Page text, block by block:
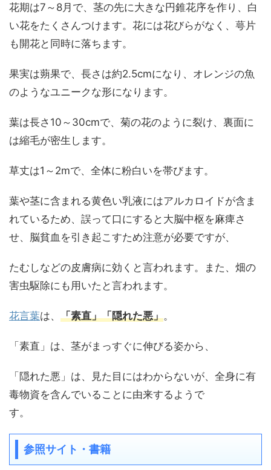
花期は7～8月で、茎の先に大きな円錐花序を作り、白
い花をたくさんつけます。花には花びらがなく、萼片
も開花と同時に落ちます。
果実は蒴果で、長さは約2.5cmになり、オレンジの魚
のようなユニークな形になります。
葉は長さ10～30cmで、菊の花のように裂け、裏面に
は縮毛が密生します。
草丈は1～2mで、全体に粉白いを帯びます。
葉や茎に含まれる黄色い乳液にはアルカロイドが含ま
れているため、誤って口にすると大脳中枢を麻痺さ
せ、脳貧血を引き起こすため注意が必要ですが、
たむしなどの皮膚病に効くと言われます。また、畑の
害虫駆除にも用いたと言われます。
花言葉は、 「素直」「隠れた悪」。
「素直」は、茎がまっすぐに伸びる姿から、
「隠れた悪」は、見た目にはわからないが、全身に有
毒物資を含んでいることに由来するようで
す。
参照サイト・書籍